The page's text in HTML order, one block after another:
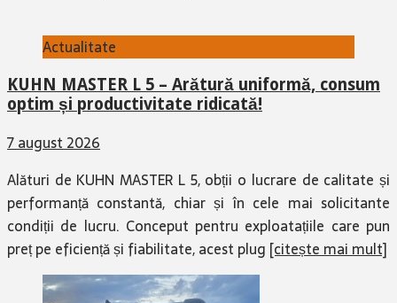
Actualitate
KUHN MASTER L 5 – Arătură uniformă, consum
optim și productivitate ridicată!
7 august 2026
Alături de KUHN MASTER L 5, obții o lucrare de calitate și
performanță constantă, chiar și în cele mai solicitante
condiții de lucru. Conceput pentru exploatațiile care pun
preț pe eficiență și fiabilitate, acest plug [citește mai mult]